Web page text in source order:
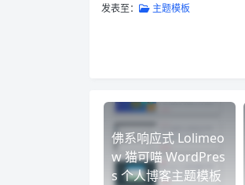
发表至： 主题模板
佛系响应式 Lolimeo
w 猫可喵 WordPres
s 个人博客主题模板